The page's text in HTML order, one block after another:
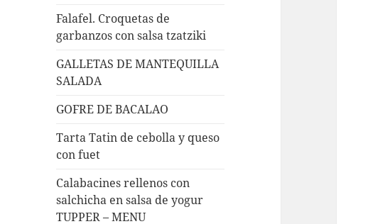
Falafel. Croquetas de
garbanzos con salsa tzatziki
GALLETAS DE MANTEQUILLA
SALADA
GOFRE DE BACALAO
Tarta Tatin de cebolla y queso
con fuet
Calabacines rellenos con
salchicha en salsa de yogur
TUPPER – MENU